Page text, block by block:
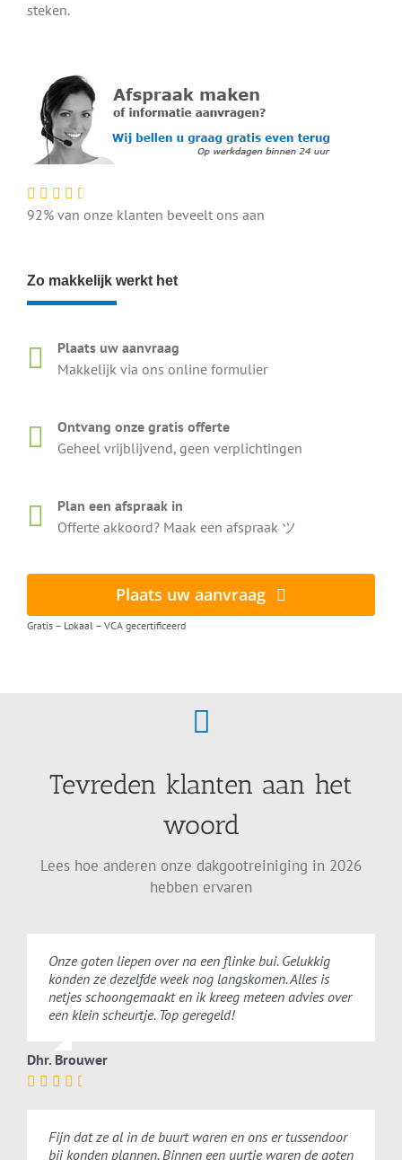
steken.
92% van onze klanten beveelt ons aan
Zo makkelijk werkt het
Plaats uw aanvraag
Makkelijk via ons online formulier
Ontvang onze gratis offerte
Geheel vrijblijvend, geen verplichtingen
Plan een afspraak in
Offerte akkoord? Maak een afspraak ツ
Plaats uw aanvraag
Gratis – Lokaal – VCA gecertificeerd
Tevreden klanten aan het
woord
Lees hoe anderen onze dakgootreiniging in 2026
hebben ervaren
Onze goten liepen over na een flinke bui. Gelukkig
konden ze dezelfde week nog langskomen. Alles is
netjes schoongemaakt en ik kreeg meteen advies over
een klein scheurtje. Top geregeld!
Dhr. Brouwer
Fijn dat ze al in de buurt waren en ons er tussendoor
bij konden plannen. Binnen een uurtje waren de goten